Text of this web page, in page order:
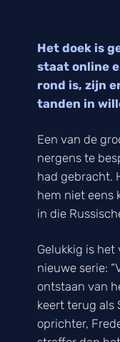
Het doek is
staat online
rond is, zijn
tanden in
Een van de
nergens te
had gebracht.
hem niet eens
in die
Gelukkig is
nieuwe serie:
ontstaan van
keert terug als
oprichter,